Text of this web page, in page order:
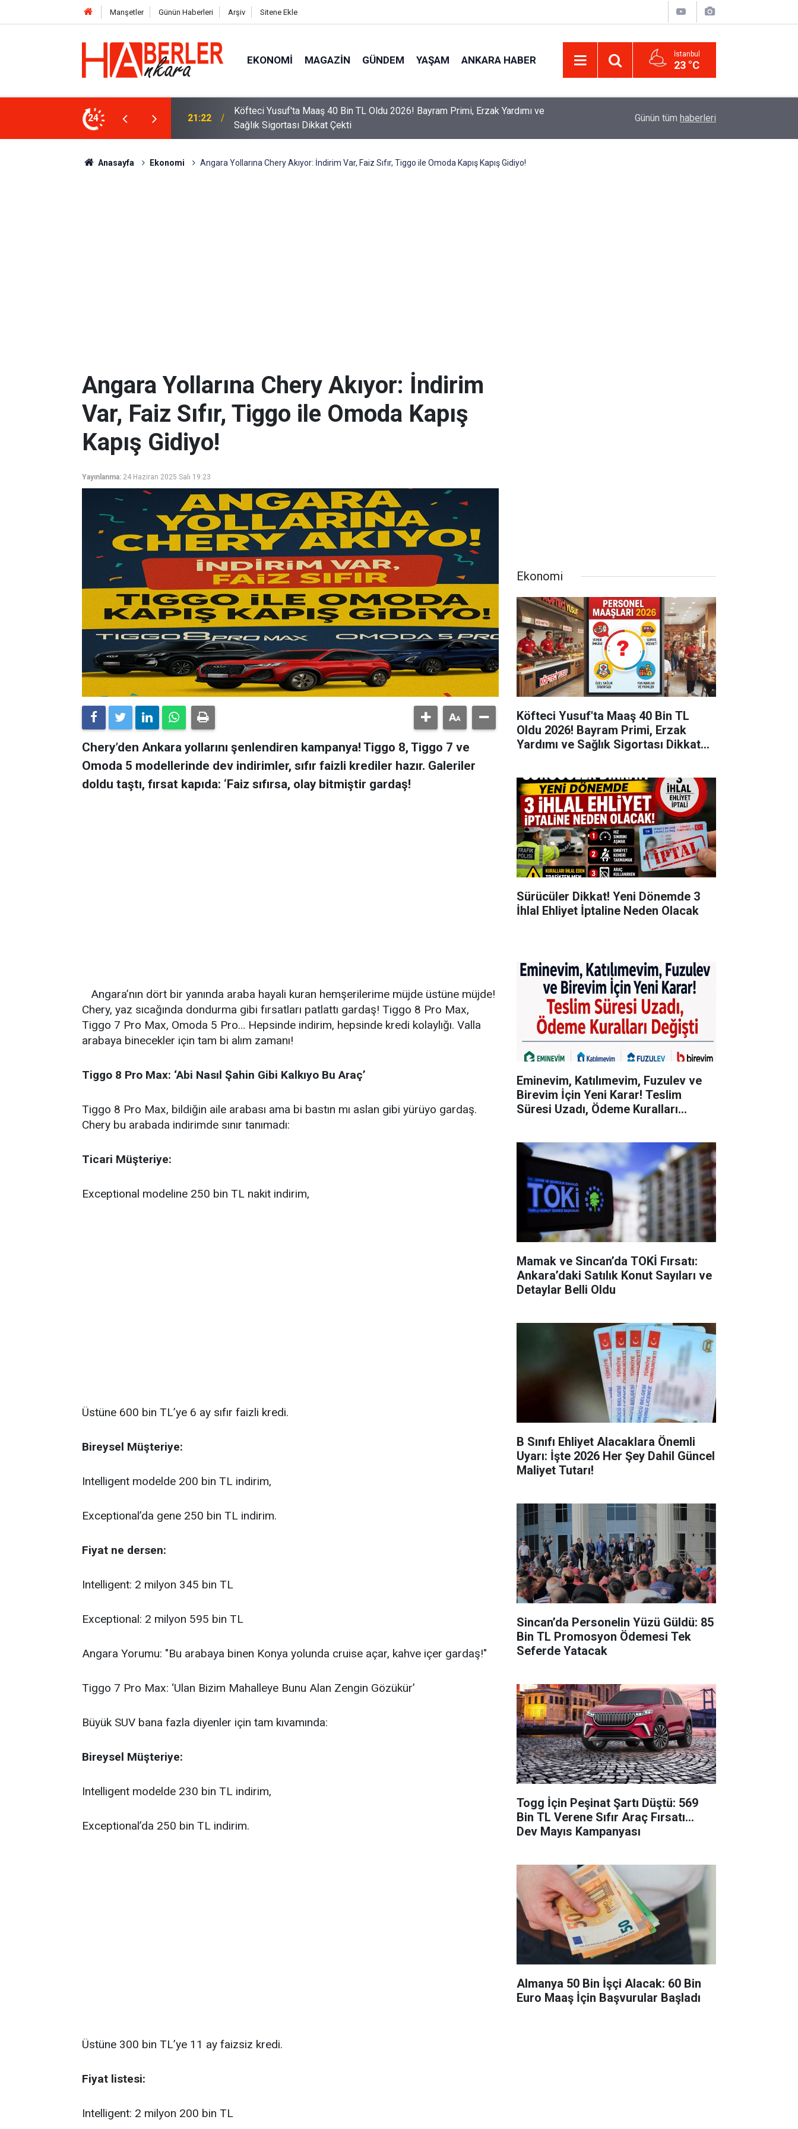
Manşetler Günün Haberleri Arşiv Sitene Ekle
EKONOMI MAGAZIN GÜNDEM YAŞAM ANKARA HABER İstanbul
23 °C
24
2026! Bayram Primi, Erzak Yardımı ve
12:33 Sürücüler Dikkat! Yeni Dönemde 3 İhlal Ehliyet İptaline Neden Olacak
Uzadı, Ödeme Kuralları Değişti
Günün tüm haberleri
Anasayfa Ekonomi Angara Yollarına Chery Akıyor: İndirim Var, Faiz Sıfır, Tiggo ile Omoda Kapış Kapış Gidiyo!
Angara Yollarına Chery Akıyor: İndirim
Var, Faiz Sıfır, Tiggo ile Omoda Kapış
Kapış Gidiyo!
Yayınlanma: 24 Haziran 2025 Salı 19:23
Chery’den Ankara yollarını şenlendiren kampanya! Tiggo 8, Tiggo 7 ve
Omoda 5 modellerinde dev indirimler, sıfır faizli krediler hazır. Galeriler
doldu taştı, fırsat kapıda: ‘Faiz sıfırsa, olay bitmiştir gardaş!
Angara’nın dört bir yanında araba hayali kuran hemşerilerime müjde üstüne müjde!
Chery, yaz sıcağında dondurma gibi fırsatları patlattı gardaş! Tiggo 8 Pro Max,
Tiggo 7 Pro Max, Omoda 5 Pro… Hepsinde indirim, hepsinde kredi kolaylığı. Valla
arabaya binecekler için tam bi alım zamanı!
Tiggo 8 Pro Max: ‘Abi Nasıl Şahin Gibi Kalkıyo Bu Araç’
Tiggo 8 Pro Max, bildiğin aile arabası ama bi bastın mı aslan gibi yürüyo gardaş.
Chery bu arabada indirimde sınır tanımadı:
Ticari Müşteriye:
Exceptional modeline 250 bin TL nakit indirim,
Üstüne 600 bin TL’ye 6 ay sıfır faizli kredi.
Bireysel Müşteriye:
Intelligent modelde 200 bin TL indirim,
Exceptional’da gene 250 bin TL indirim.
Fiyat ne dersen:
Intelligent: 2 milyon 345 bin TL
Exceptional: 2 milyon 595 bin TL
Angara Yorumu: "Bu arabaya binen Konya yolunda cruise açar, kahve içer gardaş!"
Tiggo 7 Pro Max: ‘Ulan Bizim Mahalleye Bunu Alan Zengin Gözükür’
Büyük SUV bana fazla diyenler için tam kıvamında:
Bireysel Müşteriye:
Intelligent modelde 230 bin TL indirim,
Exceptional’da 250 bin TL indirim.
Üstüne 300 bin TL’ye 11 ay faizsiz kredi.
Fiyat listesi:
Intelligent: 2 milyon 200 bin TL
Ekonomi
Köfteci Yusuf'ta Maaş 40 Bin TL
Oldu 2026! Bayram Primi, Erzak
Yardımı ve Sağlık Sigortası Dikkat
Sürücüler Dikkat! Yeni Dönemde 3
İhlal Ehliyet İptaline Neden Olacak
Eminevim, Katılımevim, Fuzulev ve
Birevim İçin Yeni Karar! Teslim
Süresi Uzadı, Ödeme Kuralları
Mamak ve Sincan’da TOKİ Fırsatı:
Ankara’daki Satılık Konut Sayıları ve
Detaylar Belli Oldu
B Sınıfı Ehliyet Alacaklara Önemli
Uyarı: İşte 2026 Her Şey Dahil Güncel
Maliyet Tutarı!
Sincan’da Personelin Yüzü Güldü: 85
Bin TL Promosyon Ödemesi Tek
Seferde Yatacak
Togg İçin Peşinat Şartı Düştü: 569
Bin TL Verene Sıfır Araç Fırsatı...
Dev Mayıs Kampanyası
Almanya 50 Bin İşçi Alacak: 60 Bin
Euro Maaş İçin Başvurular Başladı